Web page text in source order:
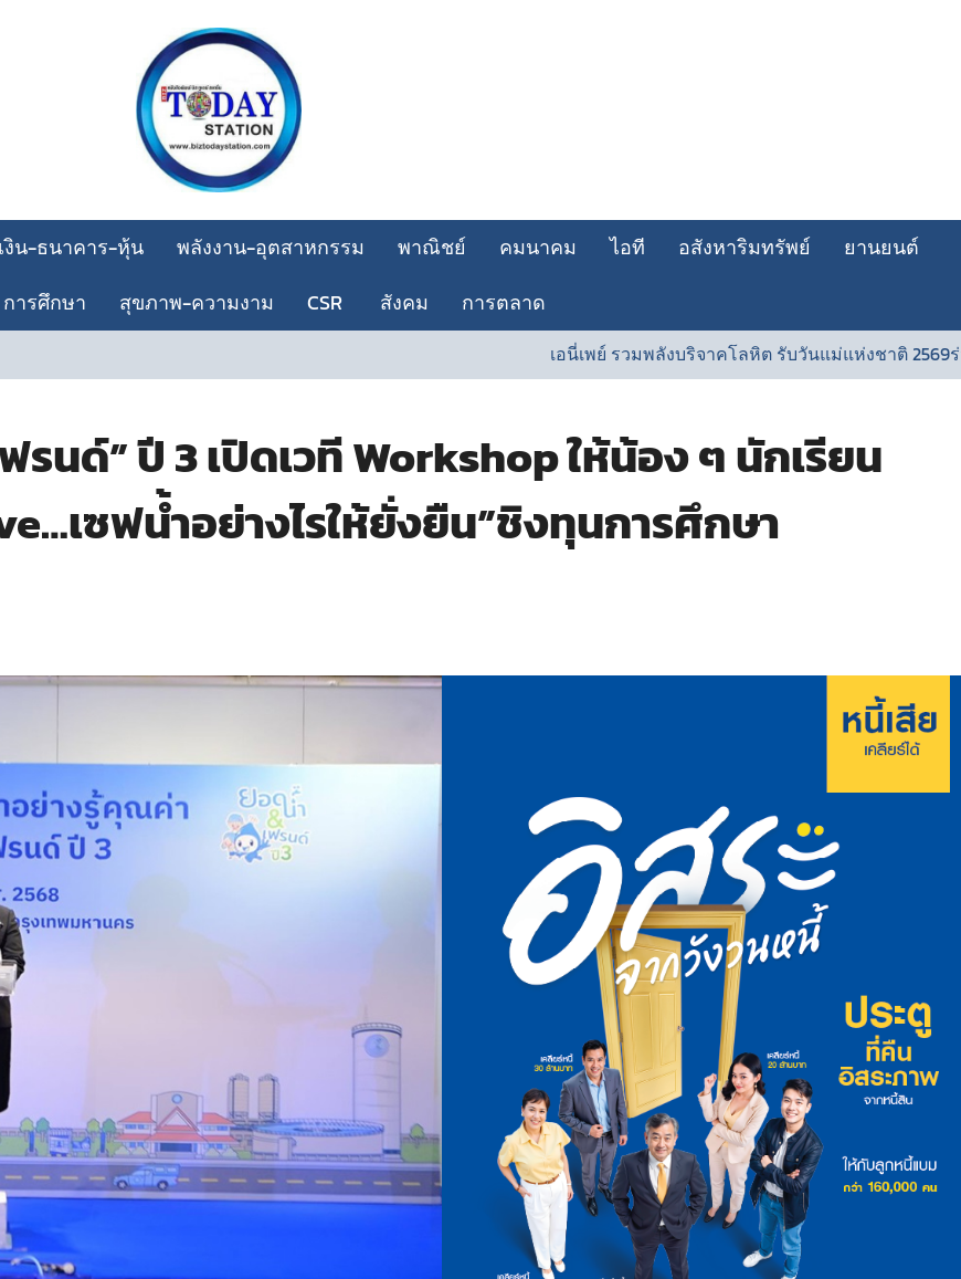
งิน-ธนาคาร-หุ้น พลังงาน-อุตสาหกรรม พาณิชย์ คมนาคม ไอที อสังหาริมทรัพย์
ยานยนต์
การศึกษา สุขภาพ-ความงาม CSR สังคม การตลาด
เอนี่เพย์ รวมพลังบริจาคโลหิต รับวันแม่แห่งชาติ 2569ร่วมส่งต่อพลั
นด์” ปี 3 เปิดเวที Workshop ให้น้อง ๆ นักเรียน
เซฟน้ำอย่างไรให้ยั่งยืน”ชิงทุนการศึกษา